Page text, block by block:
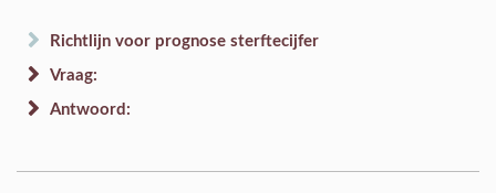
Richtlijn voor prognose sterftecijfer
Vraag:
Antwoord: